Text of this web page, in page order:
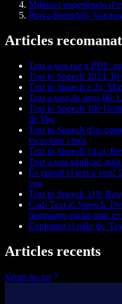
Millora l’experiència
Prova Speechify
Articles
Text a veu per a PDF:
Text to Speech 2024:
Text to Speech a 2x:
Text a veu als anys 80:
Text to Speech 100
de Veu
Text to Speech d'ús
locucions i més
Text to Speech 15.ai:
Text a veu explicat: guia
És gratuït el text a veu?
veu
Text to Speech 119:
Codi Text to Speech:
llenguatge parlat amb
Explorant el món de
Articles recents
Veure-ho tot